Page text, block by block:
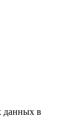
данных в